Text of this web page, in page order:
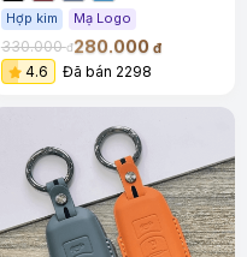
Hợp kim Mạ Logo
330.000đ280.000 đ
4.6 Đã bán 2298